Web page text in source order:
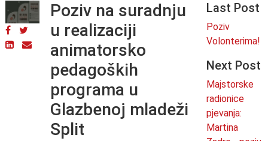
Poziv na suradnju
u realizaciji
animatorsko
pedagoških
programa u
Glazbenoj mladeži
Split
Last Post
Poziv
Volonterima!
Next Post
Majstorske
radionice
pjevanja:
Martina